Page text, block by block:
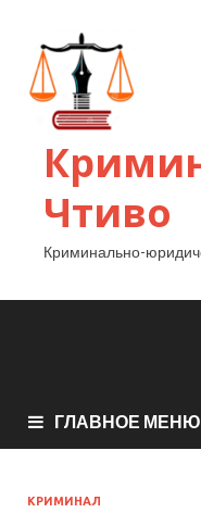
Чтиво
Криминально-
ГЛАВНОЕ МЕНЮ
КРИМИНАЛ